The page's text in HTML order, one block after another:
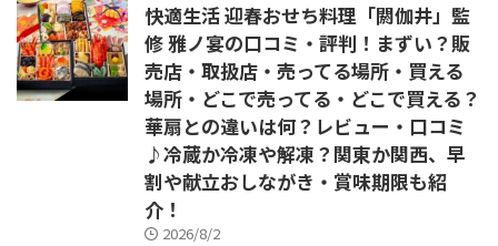
快適生活 迎春おせち料理「閼伽井」監
修 雅ノ宴の口コミ・評判！まずい？販
売店・取扱店・売ってる場所・買える
場所・どこで売ってる・どこで買える？
華扇との違いは何？レビュー・口コミ
♪冷蔵か冷凍や解凍？関東か関西、早
割や献立おしながき・賞味期限も紹
介！
2026/8/2